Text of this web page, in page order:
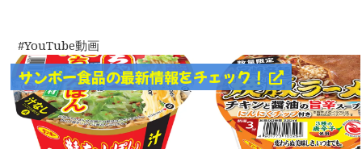
YouTube動画
サンポー食品の最新情報をチェック！